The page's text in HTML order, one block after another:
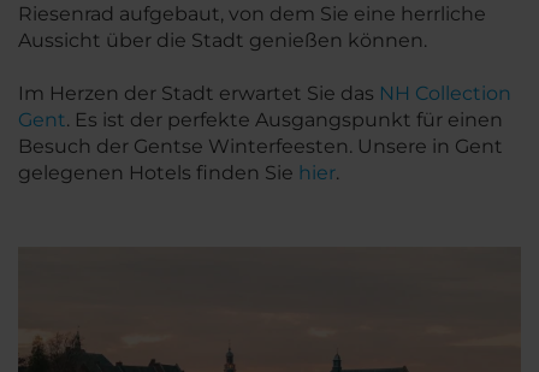
Riesenrad aufgebaut, von dem Sie eine herrliche
Aussicht über die Stadt genießen können.
Im Herzen der Stadt erwartet Sie das NH Collection
Gent. Es ist der perfekte Ausgangspunkt für einen
Besuch der Gentse Winterfeesten. Unsere in Gent
gelegenen Hotels finden Sie hier.